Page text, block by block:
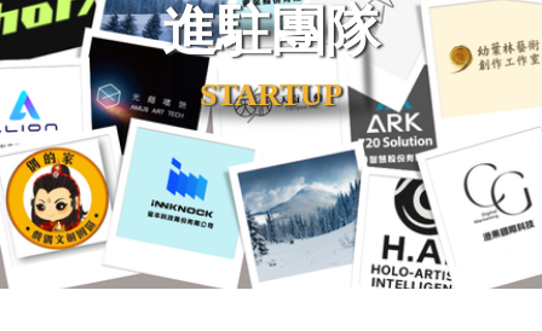
進駐團隊
STARTUP